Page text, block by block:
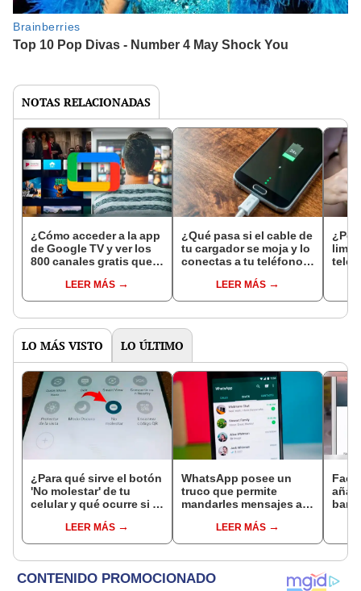
NOTAS RELACIONADAS
¿Cómo acceder a la app
de Google TV y ver los
800 canales gratis que
LEER MÁS
¿Qué pasa si el cable de
tu cargador se moja y lo
conectas a tu teléfono?
LEER MÁS
¿Por
LO MÁS VISTO LO ÚLTIMO
¿Para qué sirve el botón
'No molestar' de tu
celular y qué ocurre si lo
LEER MÁS
WhatsApp posee un
truco que permite
mandarles mensajes a
rápidoLEER MÁS